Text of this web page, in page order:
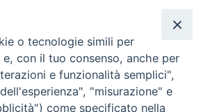
o tecnologie simili per
con il tuo consenso, anche per
e funzionalità semplici",
"misurazione" e
come specificato nella